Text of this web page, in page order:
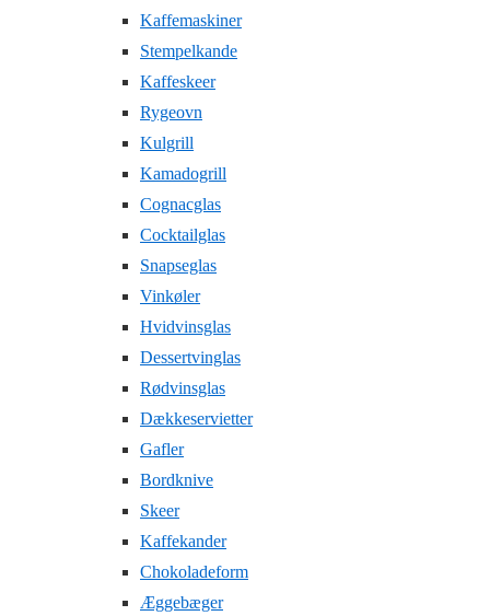
Kaffemaskiner
Stempelkande
Kaffeskeer
Rygeovn
Kulgrill
Kamadogrill
Cognacglas
Cocktailglas
Snapseglas
Vinkøler
Hvidvinsglas
Dessertvinglas
Rødvinsglas
Dækkeservietter
Gafler
Bordknive
Skeer
Kaffekander
Chokoladeform
Æggebæger